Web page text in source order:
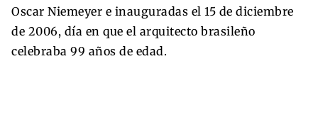
Oscar Niemeyer e inauguradas el 15 de diciembre
de 2006, día en que el arquitecto brasileño
celebraba 99 años de edad.